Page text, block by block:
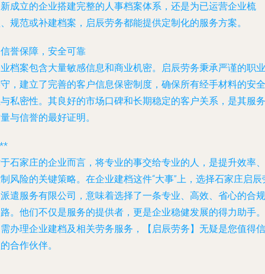
成立的企业搭建完整的人事档案体系，还是为已运营企业梳
规范或补建档案，启辰劳务都能提供定制化的服务方案。
誉保障，安全可靠
档案包含大量敏感信息和商业机密。启辰劳务秉承严谨的职业
，建立了完善的客户信息保密制度，确保所有经手材料的安全
私密性。其良好的市场口碑和长期稳定的客户关系，是其服务
与信誉的最好证明。
石家庄的企业而言，将专业的事交给专业的人，是提升效率、
风险的关键策略。在企业建档这件“大事”上，选择石家庄启辰
遣服务有限公司，意味着选择了一条专业、高效、省心的合规
。他们不仅是服务的提供者，更是企业稳健发展的得力助手。
办理企业建档及相关劳务服务，【启辰劳务】无疑是您值得信
合作伙伴。